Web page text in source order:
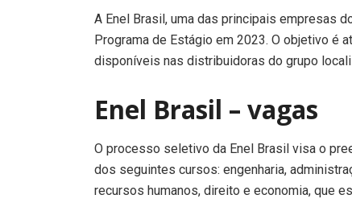
A Enel Brasil, uma das principais empresas
Programa de Estágio em 2023. O objetivo é
disponíveis nas distribuidoras do grupo
Enel Brasil – vagas
O processo seletivo da Enel Brasil visa o
dos seguintes cursos: engenharia,
recursos humanos, direito e economia, que